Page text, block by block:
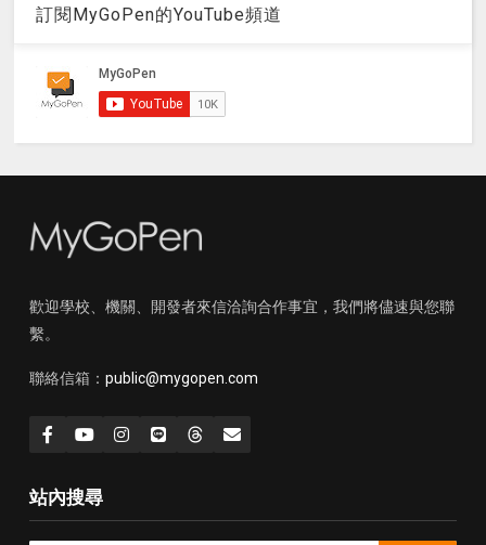
訂閱MyGoPen的YouTube頻道
歡迎學校、機關、開發者來信洽詢合作事宜，我們將儘速與您聯
繫。
聯絡信箱： public@mygopen.com
站內搜尋